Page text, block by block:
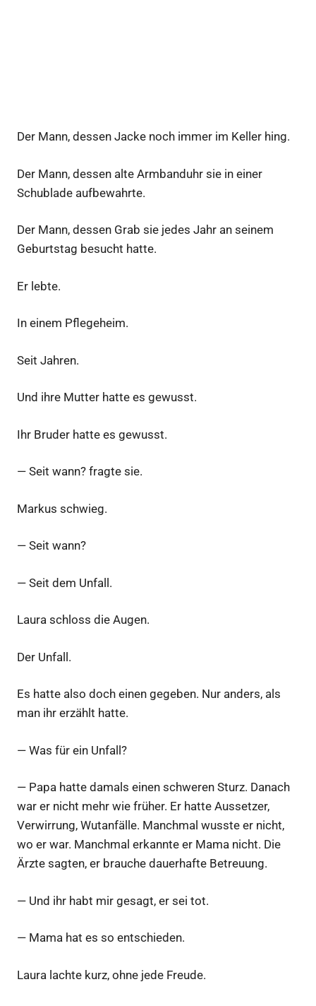
Der Mann, dessen Jacke noch immer im Keller hing.
Der Mann, dessen alte Armbanduhr sie in einer
Schublade aufbewahrte.
Der Mann, dessen Grab sie jedes Jahr an seinem
Geburtstag besucht hatte.
Er lebte.
In einem Pflegeheim.
Seit Jahren.
Und ihre Mutter hatte es gewusst.
Ihr Bruder hatte es gewusst.
— Seit wann? fragte sie.
Markus schwieg.
— Seit wann?
— Seit dem Unfall.
Laura schloss die Augen.
Der Unfall.
Es hatte also doch einen gegeben. Nur anders, als
man ihr erzählt hatte.
— Was für ein Unfall?
— Papa hatte damals einen schweren Sturz. Danach
war er nicht mehr wie früher. Er hatte Aussetzer,
Verwirrung, Wutanfälle. Manchmal wusste er nicht,
wo er war. Manchmal erkannte er Mama nicht. Die
Ärzte sagten, er brauche dauerhafte Betreuung.
— Und ihr habt mir gesagt, er sei tot.
— Mama hat es so entschieden.
Laura lachte kurz, ohne jede Freude.